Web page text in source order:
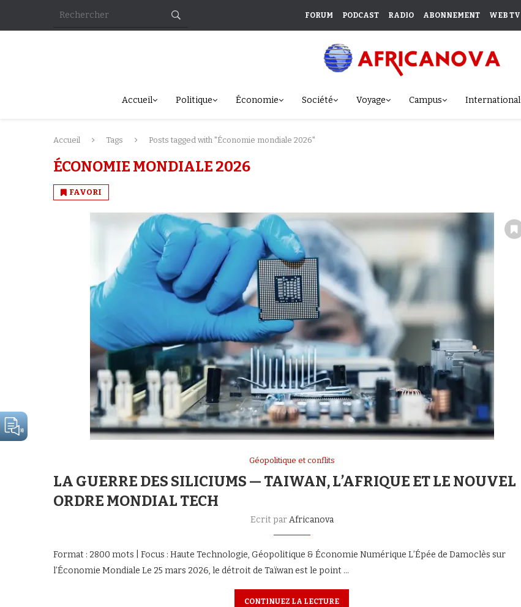
FORUM PODCAST RADIO ABONNEMENT WEB TV
Accueil Politique Économie Société Voyage Campus International
Accueil Tags Posts tagged with "Économie mondiale 2026"
ÉCONOMIE MONDIALE 2026
FAVORI
Géopolitique et conflits
LA GUERRE DES SILICIUMS — TAIWAN, L’AFRIQUE ET LE NOUVEL
ORDRE MONDIAL TECH
Ecrit parAfricanova
Format : 2800 mots | Focus : Haute Technologie, Géopolitique & Économie Numérique L’Épée de Damoclès sur
l’Économie Mondiale Le 25 mars 2026, le détroit de Taïwan est le point …
CONTINUEZ LA LECTURE